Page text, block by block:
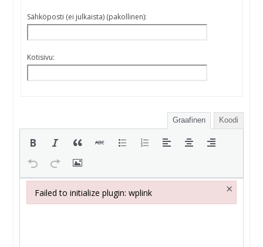
Sähköposti (ei julkaista) (pakollinen):
Kotisivu:
Graafinen Koodi
Failed to initialize plugin: wplink ×
Failed to initialize plugin: wplink